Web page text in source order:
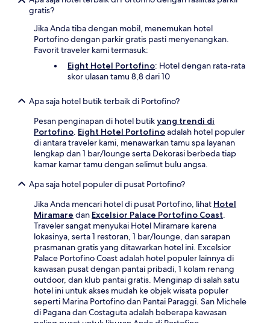
gratis?
Jika Anda tiba dengan mobil, menemukan hotel
Portofino dengan parkir gratis pasti menyenangkan.
Favorit traveler kami termasuk:
Eight Hotel Portofino: Hotel dengan rata-rata
skor ulasan tamu 8,8 dari 10
Apa saja hotel butik terbaik di Portofino?
Pesan penginapan di hotel butikyang trendi di
Portofino. Eight Hotel Portofinoadalah hotel populer
di antara traveler kami, menawarkan tamu spa layanan
lengkap dan 1 bar/lounge serta Dekorasi berbeda tiap
kamar kamar tamu dengan selimut bulu angsa.
Apa saja hotel populer di pusat Portofino?
Jika Anda mencari hotel di pusat Portofino, lihat Hotel
Miramare dan Excelsior Palace Portofino Coast.
Traveler sangat menyukai Hotel Miramare karena
lokasinya, serta 1 restoran, 1 bar/lounge, dan sarapan
prasmanan gratis yang ditawarkan hotel ini. Excelsior
Palace Portofino Coast adalah hotel populer lainnya di
kawasan pusat dengan pantai pribadi, 1 kolam renang
outdoor, dan klub pantai gratis. Menginap di salah satu
hotel ini untuk akses mudah ke objek wisata populer
seperti Marina Portofino dan Pantai Paraggi. San Michele
di Pagana dan Costaguta adalah beberapa kawasan